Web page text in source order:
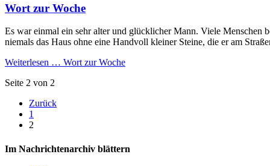
Wort zur Woche
Es war einmal ein sehr alter und glücklicher Mann. Viele Menschen
niemals das Haus ohne eine Handvoll kleiner Steine, die er am
Weiterlesen … Wort zur Woche
Seite 2 von 2
Zurück
1
2
Im Nachrichtenarchiv blättern